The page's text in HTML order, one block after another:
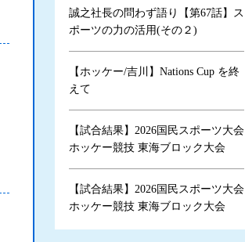
誠之社長の問わず語り【第67話】ス
ポーツの力の活用(その２)
【ホッケー/吉川】Nations Cup を終
えて
【試合結果】2026国民スポーツ大会
ホッケー競技 東海ブロック大会
【試合結果】2026国民スポーツ大会
ホッケー競技 東海ブロック大会